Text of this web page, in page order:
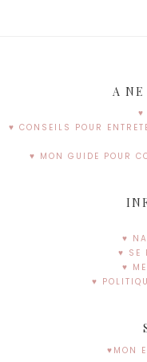
A NE
♥
♥ CONSEILS POUR
♥ MON GUIDE POUR
♥
♥ SE
♥
♥
♥MON